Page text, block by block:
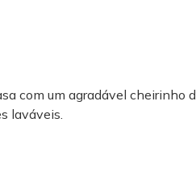
com um agradável cheirinho
laváveis.